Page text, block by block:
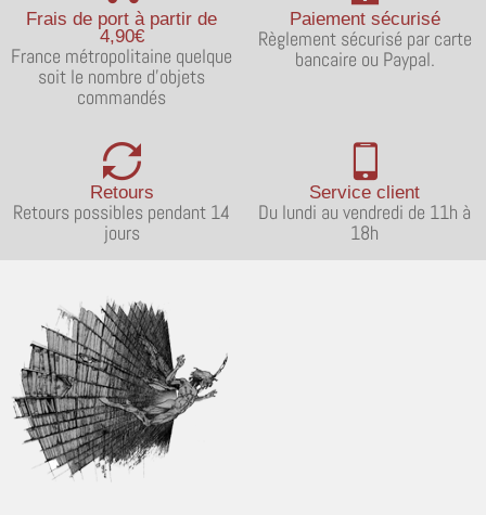
Frais de port à partir de
4,90€
France métropolitaine quelque
soit le nombre d'objets
commandés
Paiement sécurisé
Règlement sécurisé par carte
bancaire ou Paypal.
Retours
Retours possibles pendant 14
jours
Service client
Du lundi au vendredi de 11h à
18h